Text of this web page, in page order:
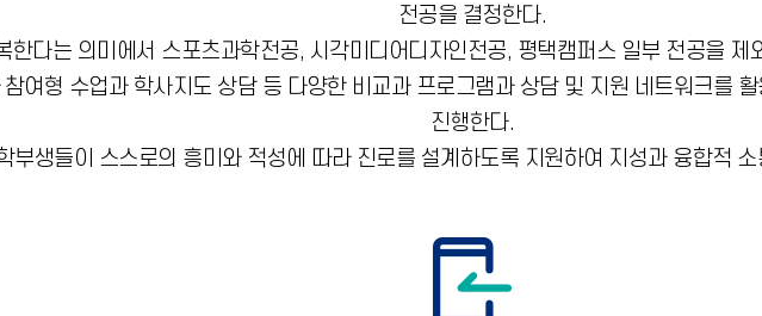
전공을 결정한다.
한다는 의미에서 스포츠과학전공, 시각미디어디자인전공, 평택캠퍼스 일부 전공을 제
여형 수업과 학사지도 상담 등 다양한 비교과 프로그램과 상담 및 지원 네트워크를
진행한다.
부생들이 스스로의 흥미와 적성에 따라 진로를 설계하도록 지원하여 지성과 융합적